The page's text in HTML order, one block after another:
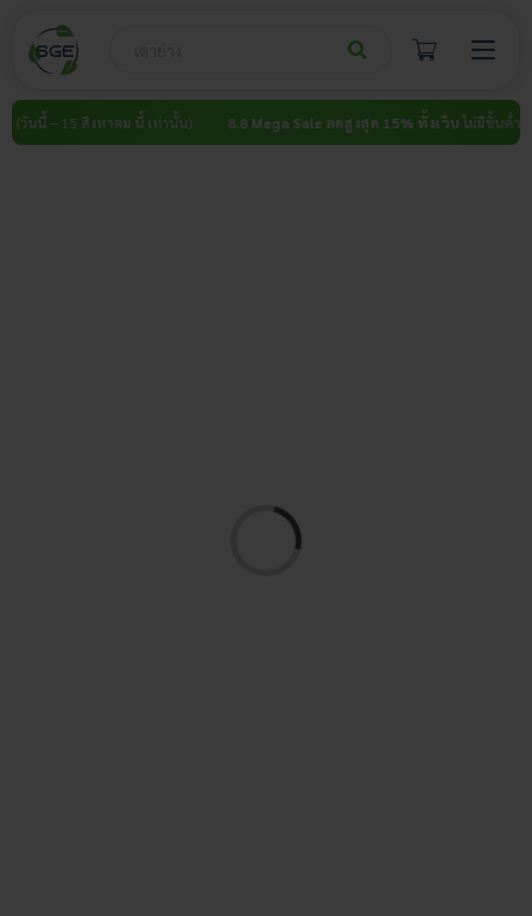
content
วันนี้ – 15 สิงหาคม นี้ เท่านั้น) 8.8 Mega Sale ลดสูงสุด 15% ทั้งเว็บไม่มีขั้นต่ำ (วั
Loading...